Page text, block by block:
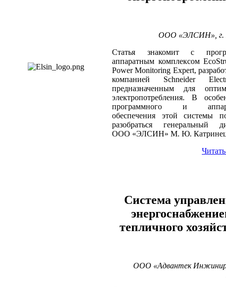
ООО «ЭЛСИН», г.
Статья знакомит с
аппаратным комплексом
Power Monitoring Expert,
компанией Schneider
предназначенным для
электропотребления. В
программного и
обеспечения этой системы
разобраться генеральный
ООО «ЭЛСИН» М. Ю.
Система
тепличного
ООО «Адвантек